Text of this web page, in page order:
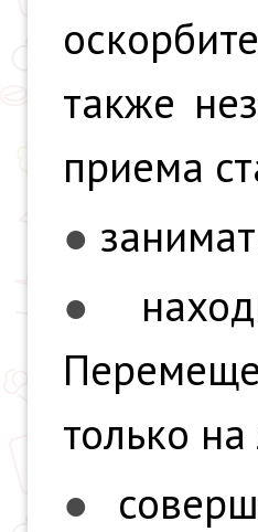
также
приема
●
●
только
●